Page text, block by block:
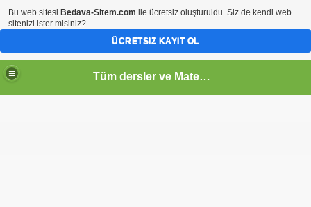
Tüm dersler ve Matematik
Bu web sitesi Bedava-Sitem.com ile ücretsiz oluşturuldu. Siz de kendi web
sitenizi ister misiniz?
ÜCRETSIZ KAYIT OL